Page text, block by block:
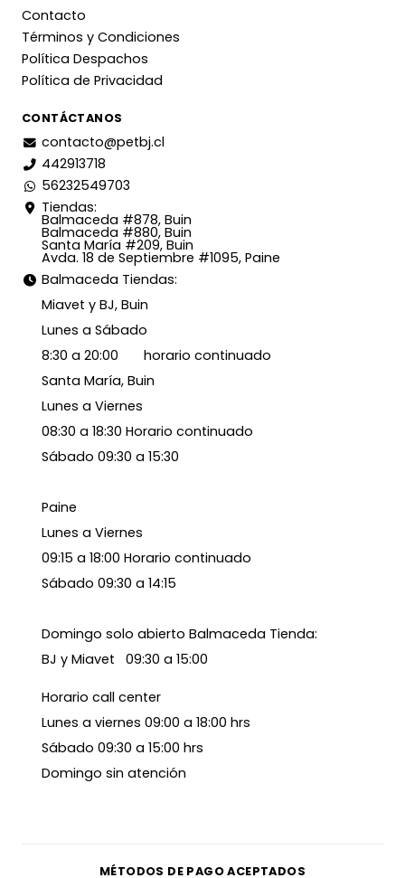
Contacto
Términos y Condiciones
Política Despachos
Política de Privacidad
CONTÁCTANOS
contacto@petbj.cl
442913718
56232549703
Tiendas:
Balmaceda #878, Buin
Balmaceda #880, Buin
Santa María #209, Buin
Avda. 18 de Septiembre #1095, Paine
Balmaceda Tiendas:
Miavet y BJ, Buin
Lunes a Sábado
8:30 a 20:00 horario continuado
Santa María, Buin
Lunes a Viernes
08:30 a 18:30 Horario continuado
Sábado 09:30 a 15:30
Paine
Lunes a Viernes
09:15 a 18:00 Horario continuado
Sábado 09:30 a 14:15
Domingo solo abierto Balmaceda Tienda:
BJ y Miavet 09:30 a 15:00
Horario call center
Lunes a viernes 09:00 a 18:00 hrs
Sábado 09:30 a 15:00 hrs
Domingo sin atención
MÉTODOS DE PAGO ACEPTADOS